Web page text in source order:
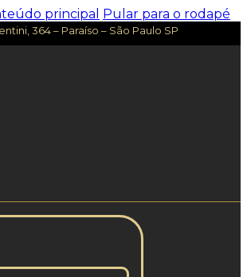
principal Pular para o rodapé
364 – Paraíso – São Paulo SP